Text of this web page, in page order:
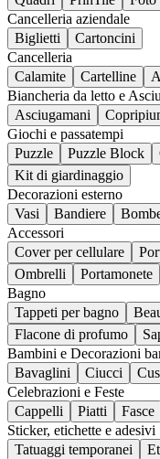
Cancelleria aziendale
Biglietti
Cartoncini
Cancelleria
Calamite
Cartelline
Biancheria da letto e
Asciugamani
Giochi e passatempi
Puzzle
Puzzle Block
Kit di giardinaggio
Decorazioni esterno
Vasi
Bandiere
Accessori
Cover per cellulare
Ombrelli
Portamonete
Bagno
Tappeti per bagno
Flacone di profumo
Bambini e Decorazioni
Bavaglini
Ciucci
Celebrazioni e Feste
Cappelli
Piatti Fasce
Sticker, etichette e adesivi
Tatuaggi temporanei